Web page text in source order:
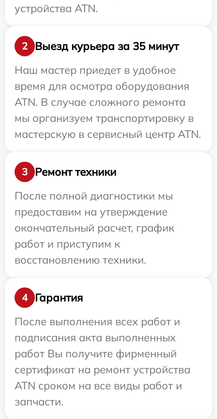
устройства ATN.
2
Выезд курьера за 35 минут
Наш мастер приедет в удобное
время для осмотра оборудования
ATN. В случае сложного ремонта
мы организуем транспортировку в
мастерскую в сервисный центр ATN.
3
Ремонт техники
После полной диагностики мы
предоставим на утверждение
окончательный расчет, график
работ и приступим к
восстановлению техники.
4
Гарантия
После выполнения всех работ и
подписания акта выполненных
работ Вы получите фирменный
сертификат на ремонт устройства
ATN сроком на все виды работ и
запчасти.